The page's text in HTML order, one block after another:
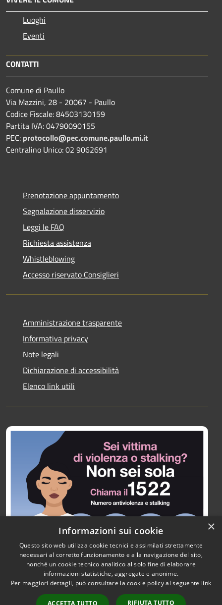
Luoghi
Eventi
CONTATTI
Comune di Paullo
Via Mazzini, 28 - 20067 - Paullo
Codice Fiscale: 84503130159
Partita IVA: 04790090155
PEC: protocollo@pec.comune.paullo.mi.it
Centralino Unico: 02 9062691
Prenotazione appuntamento
Segnalazione disservizio
Leggi le FAQ
Richiesta assistenza
Whistleblowing
Accesso riservato Consiglieri
Amministrazione trasparente
Informativa privacy
Note legali
Dichiarazione di accessibilità
Elenco link utili
Accessibilità
Copyright © 2026 • Città di
Paullo • Powered by
Municipium• Accesso
×
Informazioni sui cookie
Questo sito web utilizza cookie tecnici e assimilati strettamente
necessari al corretto funzionamento e alla navigazione del sito,
nonché un cookie tecnico analitico al solo fine di elaborare
informazioni statistiche, aggregate e anonime.
Per maggiori dettagli, può consultare la cookie policy al seguente link
ACCETTA TUTTO RIFIUTA TUTTO